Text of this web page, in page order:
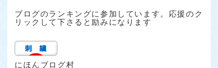
ブログのランキングに参加しています。応援のク
リックして下さると励みになります
にほんブログ村